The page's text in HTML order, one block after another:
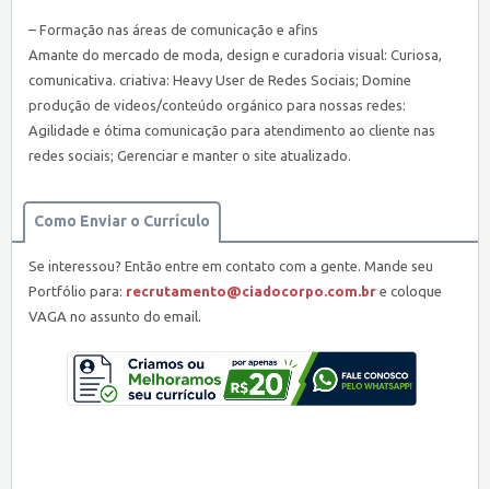
– Formação nas áreas de comunicação e afins
Amante do mercado de moda, design e curadoria visual: Curiosa,
comunicativa. criativa: Heavy User de Redes Sociais; Domine
produção de videos/conteúdo orgánico para nossas redes:
Agilidade e ótima comunicação para atendimento ao cliente nas
redes sociais; Gerenciar e manter o site atualizado.
Como Enviar o Currículo
Se interessou? Então entre em contato com a gente. Mande seu
Portfólio para: recrutamento@ciadocorpo.com.br e coloque
VAGA no assunto do email.